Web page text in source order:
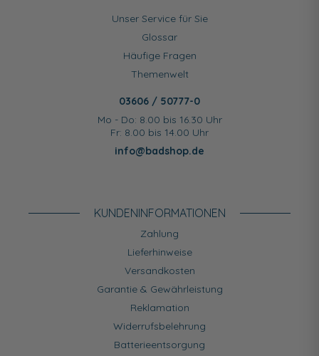
Unser Service für Sie
Glossar
Häufige Fragen
Themenwelt
03606 / 50777-0
Mo - Do: 8.00 bis 16.30 Uhr
Fr: 8.00 bis 14.00 Uhr
info@badshop.de
KUNDEN­INFORMATIONEN
Zahlung
Lieferhinweise
Versandkosten
Garantie & Gewährleistung
Reklamation
Widerrufsbelehrung
Batterieentsorgung